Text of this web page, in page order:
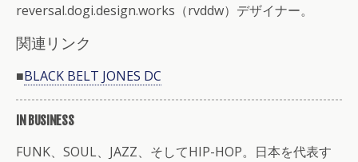
reversal.dogi.design.works（rvddw）デザイナー。
関連リンク
■BLACK BELT JONES DC
IN BUSINESS
FUNK、SOUL、JAZZ、そしてHIP-HOP。日本を代表す